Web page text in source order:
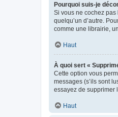
Pourquoi suis-je
Si vous ne cochez
quelqu’un d’autre.
comme une librairie,
Haut
À quoi sert «
Cette option vous
messages (s’ils sont
essayez de supprimer
Haut